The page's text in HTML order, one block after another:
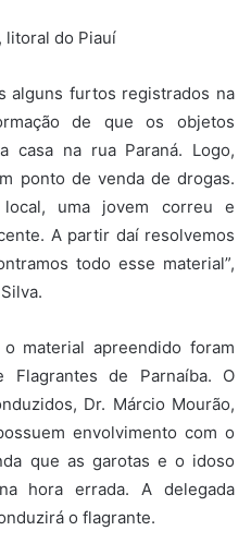
litoral do Piauí
alguns furtos registrados na
de que os objetos
casa na rua Paraná. Logo,
ponto de venda de drogas.
uma jovem correu e
A partir daí resolvemos
todo esse material”,
material apreendido foram
de Parnaíba. O
Dr. Márcio Mourão,
envolvimento com o
que as garotas e o idoso
hora errada. A delegada
o flagrante.